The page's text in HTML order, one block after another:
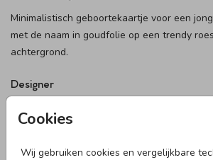
Cookies
Wij gebruiken cookies en vergelijkbare
Minimalistisch geboortekaartje voor een
met de naam in goudfolie op een trendy
achtergrond.
Designer
June & Berry
Collectie